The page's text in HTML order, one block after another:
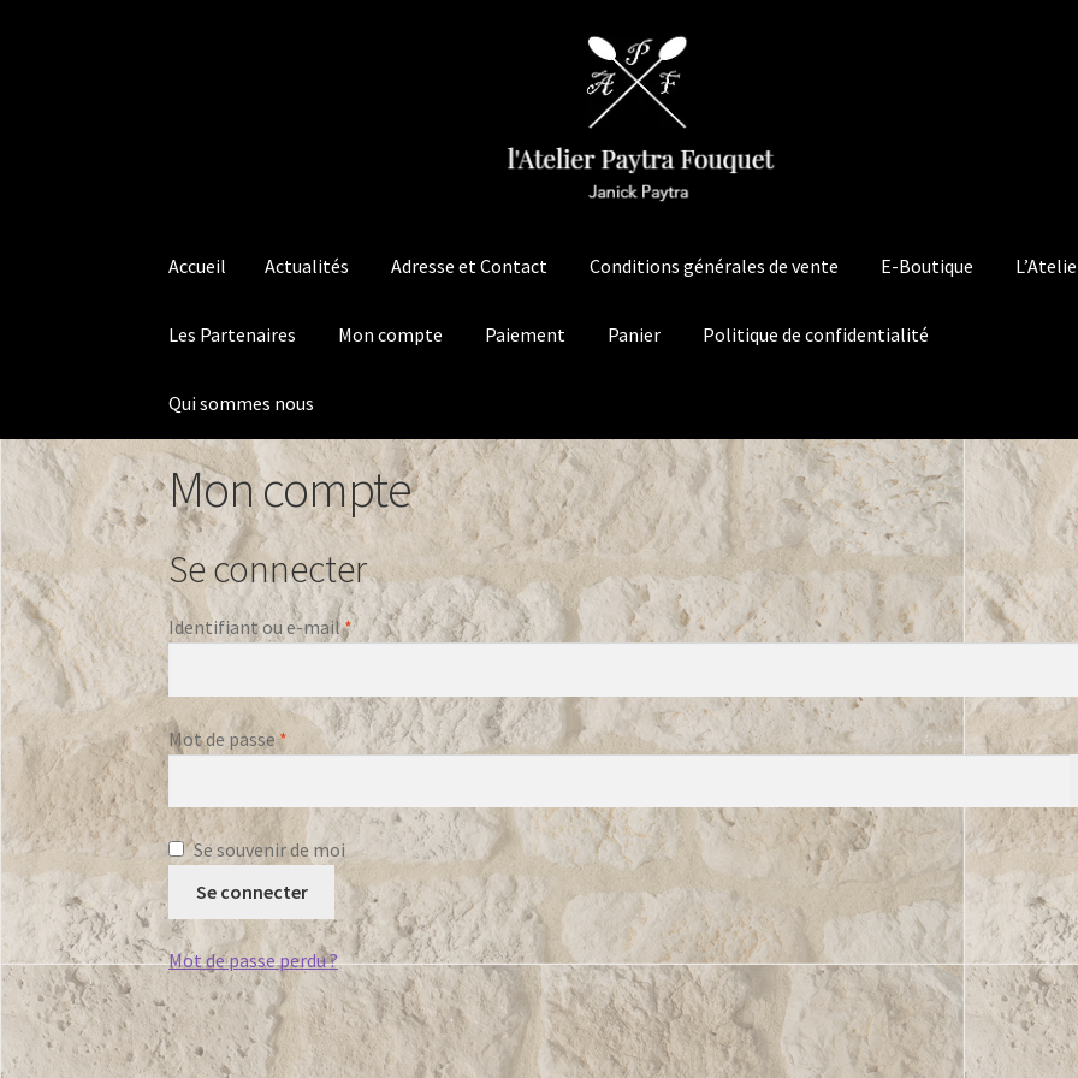
Accueil Actualités Adresse et Contact Conditions générales de vente E-Boutique
Les Partenaires Mon compte Paiement Panier Politique de confidentialité
Qui sommes nous
Accueil Actualités Adresse et Contact Conditions générales de vente E-BoutiqueL’Atelier Les Partenaires
Mon compte Paiement Panier Politique de confidentialité Qui sommes nous
Mon compte
Se connecter
Identifiant ou e-mail*Obligatoire
Mot de passe* Obligatoire
Se souvenir de moi
Se connecter
Mot de passe perdu ?